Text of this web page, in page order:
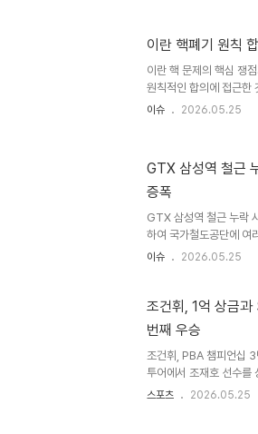
사람들의 시선 때문에 상
박사는 아빠의 장애를
다..
이란 핵폐기 원칙
이란 핵 문제의 핵심 쟁
원칙적인 합의에 접근한
에 대한 진전을 의미합니
압박 가능성도 시사했습
축 우라늄 처리 방식 등
이슈 2026.05.25
GTX 삼성역 철근
증폭
GTX 삼성역 철근 누락
하여 국가철도공단에 여
린 관계기관 회의자료에
관리의 문제점국가철도
의자료에는 지하 5층 승
당 회의는 서울시, 공단,
운영..
이슈 2026.05.25
조건휘, 1억 상금
번째 우승
조건휘, PBA 챔피언십
투어에서 조재호 선수를
를 들어 올렸습니다. 이
스포츠 2026.05.25